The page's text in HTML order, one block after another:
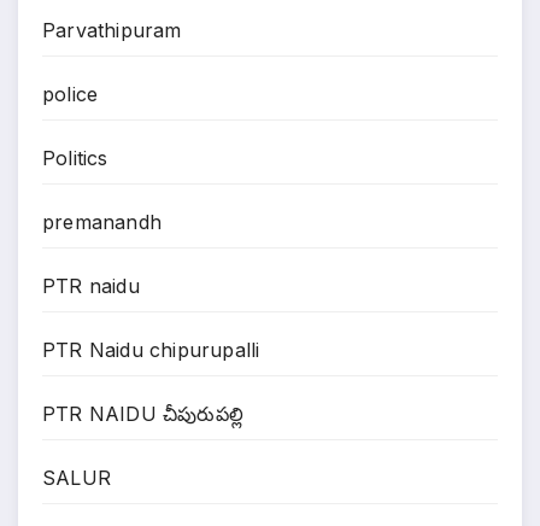
Parvathipuram
police
Politics
premanandh
PTR naidu
PTR Naidu chipurupalli
PTR NAIDU చీపురుపల్లి
SALUR